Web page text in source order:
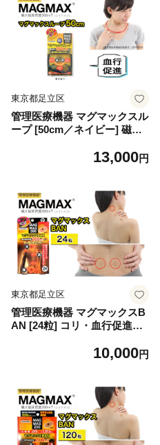
東京都足立区
管理医療機器 マグマックスル
ープ [50cm／ネイビー] 磁気
用 最大磁束密度200mT メン
13,000円
東京都足立区
管理医療機器 マグマックスB
AN [24粒] コリ・血行促進に
イプ 最大磁束密度200mT 磁
10,000円